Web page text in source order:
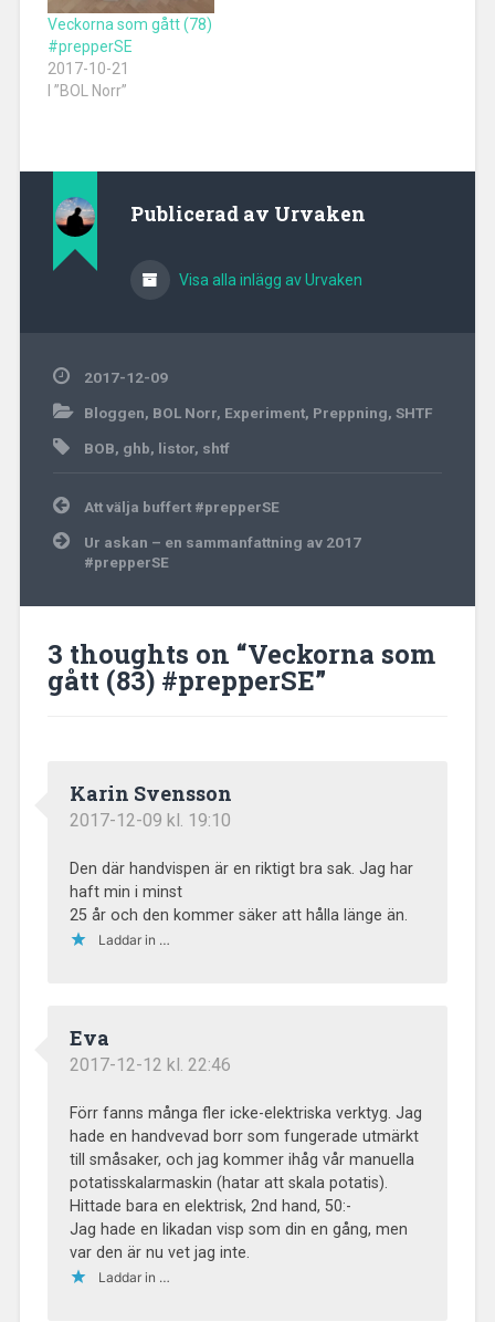
Veckorna som gått (78)
#prepperSE
2017-10-21
I ”BOL Norr”
Publicerad av Urvaken
Visa alla inlägg av Urvaken
2017-12-09
Bloggen, BOL Norr, Experiment, Preppning, SHTF
BOB, ghb, listor, shtf
Inläggsnavigering
Att välja buffert #prepperSE
Ur askan – en sammanfattning av 2017
#prepperSE
3 thoughts on “Veckorna som
gått (83) #prepperSE”
Karin Svensson
2017-12-09 kl. 19:10
Den där handvispen är en riktigt bra sak. Jag har
haft min i minst
25 år och den kommer säker att hålla länge än.
Laddar in …
Eva
2017-12-12 kl. 22:46
Förr fanns många fler icke-elektriska verktyg. Jag
hade en handvevad borr som fungerade utmärkt
till småsaker, och jag kommer ihåg vår manuella
potatisskalarmaskin (hatar att skala potatis).
Hittade bara en elektrisk, 2nd hand, 50:-
Jag hade en likadan visp som din en gång, men
var den är nu vet jag inte.
Laddar in …